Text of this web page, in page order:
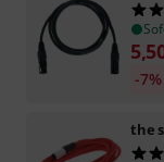
-7%
the